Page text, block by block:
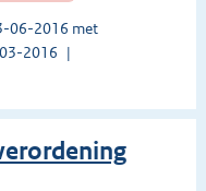
06-2016 met
2016